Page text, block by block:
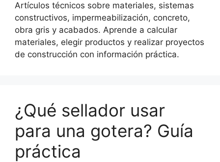
Artículos técnicos sobre materiales, sistemas
constructivos, impermeabilización, concreto,
obra gris y acabados. Aprende a calcular
materiales, elegir productos y realizar proyectos
de construcción con información práctica.
¿Qué sellador usar
para una gotera? Guía
práctica